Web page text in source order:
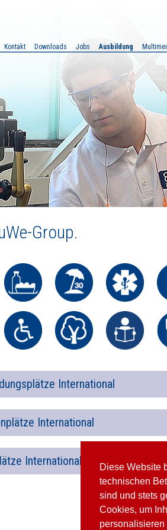
Diese Website
technischen
sind und stets
Cookies, um
Group.
International
International
International
Kontakt Downloads Jobs Ausbildung